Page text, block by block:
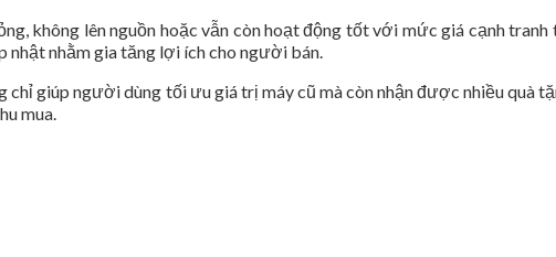
không lên nguồn hoặc vẫn còn hoạt động tốt với mức giá cạnh
nhằm gia tăng lợi ích cho người bán.
giúp người dùng tối ưu giá trị máy cũ mà còn nhận được nhiều quà
mua.